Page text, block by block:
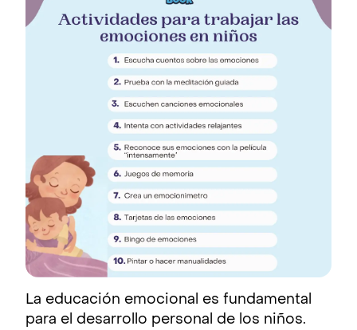
La educación emocional es fundamental
para el desarrollo personal de los niños.